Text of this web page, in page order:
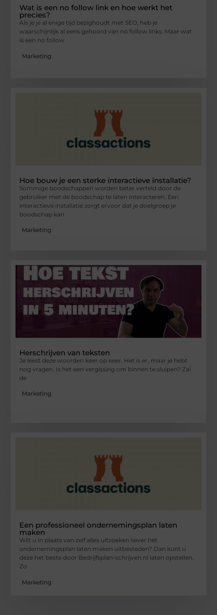
Wat is een no follow link en hoe werkt het
precies?
Als je je al enige tijd bezighoudt met SEO, heb je
waarschijnlijk al eens gehoord van no follow links. Maar wat
is een no follow
Marketing
Hoe bouw je een sterke interactieve installatie?
Sommige boodschappen worden beter verteld door de
gebruiker met de boodschap te laten interacteren. Een
interactieve installatie zorgt ervoor dat je doelgroep je
boodschap kan
Marketing
Herschrijven van teksten
Je leest deze woorden keer op keer. Het is er, maar je hebt
nog vragen. Is het een vergissing om binnen te sluipen? Zal
de
Marketing
Een professioneel ondernemingsplan laten
maken
Wilt u in plaats van zelf alles uitzoeken liever het
ondernemingsplan laten maken uitbesteden? Dan kunt u
deze het beste door Bedrijfsplan-schrijven.nl laten opstellen.
Zo
Marketing